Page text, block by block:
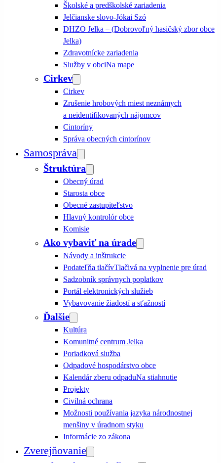
Školské a predškolské zariadenia
Jelčianske slovo-Jókai Szó
DHZO Jelka – (Dobrovoľný hasičský zbor obce
Jelka)
Zdravotnícke zariadenia
Služby v obciNa mape
Cirkev
Cirkev
Zrušenie hrobových miest neznámych
a neidentifikovaných nájomcov
Cintoríny
Správa obecných cintorínov
Samospráva
Štruktúra
Obecný úrad
Starosta obce
Obecné zastupiteľstvo
Hlavný kontrolór obce
Komisie
Ako vybaviť na úrade
Návody a inštrukcie
Podateľňa tlačívTlačivá na vyplnenie pre úrad
Sadzobník správnych poplatkov
Portál elektronických služieb
Vybavovanie žiadostí a sťažností
Ďalšie
Kultúra
Komunitné centrum Jelka
Poriadková služba
Odpadové hospodárstvo obce
Kalendár zberu odpaduNa stiahnutie
Projekty
Civilná ochrana
Možnosti používania jazyka národnostnej
menšiny v úradnom styku
Informácie zo zákona
Zverejňovanie